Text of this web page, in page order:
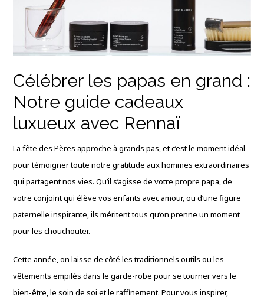
Célébrer les papas en grand :
Notre guide cadeaux
luxueux avec Rennaï
La fête des Pères approche à grands pas, et c’est le moment idéal
pour témoigner toute notre gratitude aux hommes extraordinaires
qui partagent nos vies. Qu’il s’agisse de votre propre papa, de
votre conjoint qui élève vos enfants avec amour, ou d’une figure
paternelle inspirante, ils méritent tous qu’on prenne un moment
pour les chouchouter.
Cette année, on laisse de côté les traditionnels outils ou les
vêtements empilés dans le garde-robe pour se tourner vers le
bien-être, le soin de soi et le raffinement. Pour vous inspirer,